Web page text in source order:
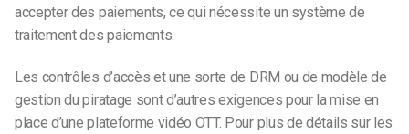
accepter des paiements, ce qui nécessite un système de
traitement des paiements.
Les contrôles d’accès et une sorte de DRM ou de modèle de
gestion du piratage sont d’autres exigences pour la mise en
place d’une plateforme vidéo OTT. Pour plus de détails sur les